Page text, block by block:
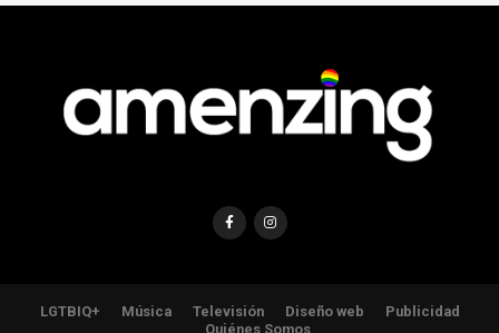
LGTBIQ+ Música Televisión Diseño web
Publicidad
Quiénes Somos